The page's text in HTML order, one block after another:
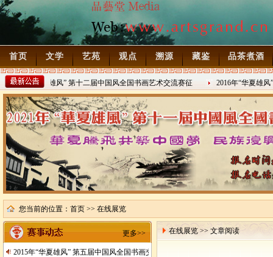
首页 文学 艺苑 观点 溯源 藏鉴 品茶煮酒
2022年“华夏雄风” 第十二届中国风全国书画艺术交流赛征
2021/8/15
2016年“华夏雄风
2016/8/27
您当前的位置： 首页 >> 在线展览
更多>>
2015年“华夏雄风” 第五届中国风全国书画交流赛暨纪念抗日战争胜利70周年书画
在线展览 >> 文章阅读